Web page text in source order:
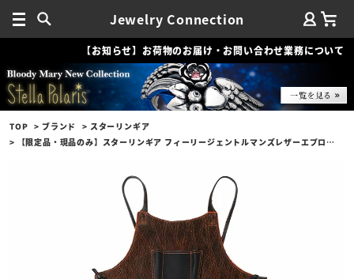
Jewelry Connection
【お知らせ】お荷物のお届け・お問い合わせ業務について
TOP ブランド
スターリンギア
【限定品・現品のみ】スターリンギア フィーリージェントルマンズレザーエプロンビルフォールド w/スカル w/エレファント